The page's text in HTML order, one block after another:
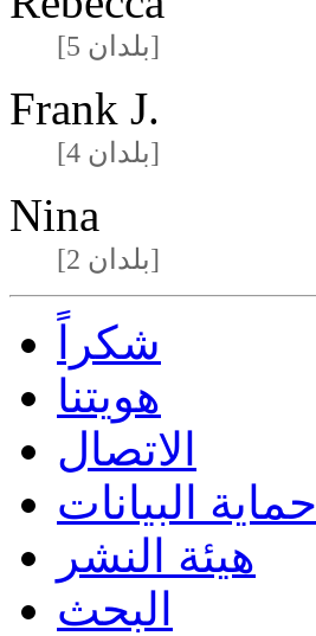
[5 بلدان]
Frank J.
[4 بلدان]
Nina
[2 بلدان]
شكراً
هويتنا
الاتصال
حماية البيانات
هيئة النشر
البحث